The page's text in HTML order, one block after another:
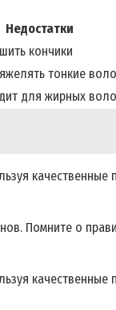
Недостатки
кончики
тонкие
для жирных
Помните о